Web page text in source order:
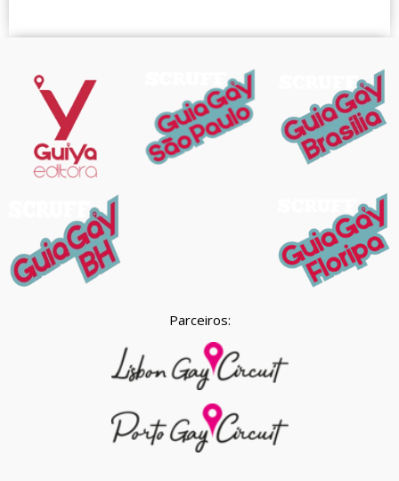
Parceiros: